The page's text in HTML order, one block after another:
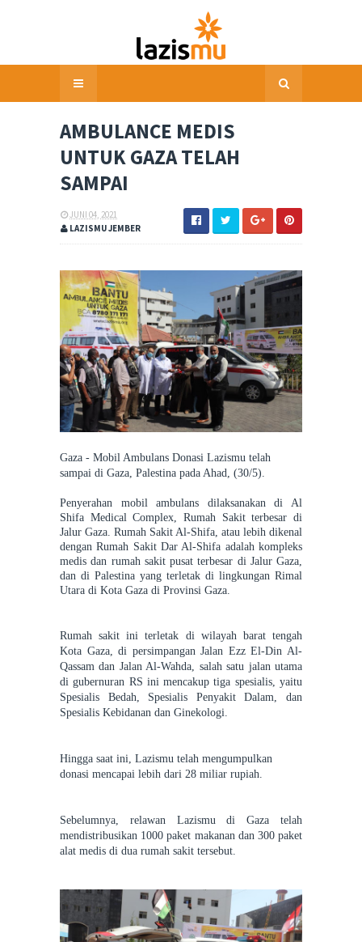
AMBULANCE MEDIS
UNTUK GAZA TELAH
SAMPAI
JUNI 04, 2021
LAZISMU JEMBER
Gaza - Mobil Ambulans Donasi Lazismu telah
sampai di Gaza, Palestina pada Ahad, (30/5).
Penyerahan mobil ambulans dilaksanakan di Al
Shifa Medical Complex, Rumah Sakit terbesar di
Jalur Gaza. Rumah Sakit Al-Shifa, atau lebih dikenal
dengan Rumah Sakit Dar Al-Shifa adalah kompleks
medis dan rumah sakit pusat terbesar di Jalur Gaza,
dan di Palestina yang terletak di lingkungan Rimal
Utara di Kota Gaza di Provinsi Gaza.
Rumah sakit ini terletak di wilayah barat tengah
Kota Gaza, di persimpangan Jalan Ezz El-Din Al-
Qassam dan Jalan Al-Wahda, salah satu jalan utama
di gubernuran RS ini mencakup tiga spesialis, yaitu
Spesialis Bedah, Spesialis Penyakit Dalam, dan
Spesialis Kebidanan dan Ginekologi.
Hingga saat ini, Lazismu telah mengumpulkan
donasi mencapai lebih dari 28 miliar rupiah.
Sebelumnya, relawan Lazismu di Gaza telah
mendistribusikan 1000 paket makanan dan 300 paket
alat medis di dua rumah sakit tersebut.